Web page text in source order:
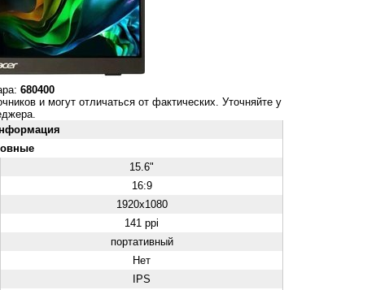
680400
и могут отличаться от фактических. Уточняйте у
15.6"
16:9
1920x1080
141 ppi
портативный
Нет
IPS